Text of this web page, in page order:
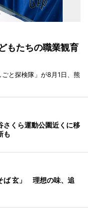
もたちの職業観育
と探検隊」が8月1日、熊
さくら運動公園近くに移
も
ば 玄」 理想の味、追